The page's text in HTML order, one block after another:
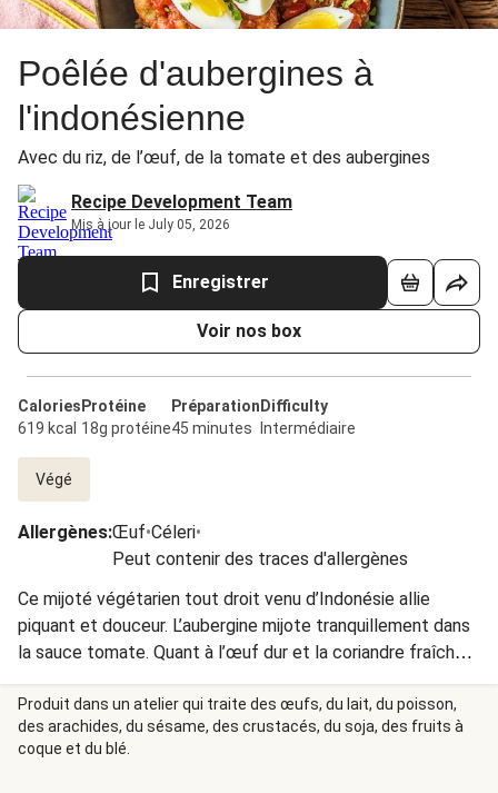
Poêlée d'aubergines à
l'indonésienne
Avec du riz, de l’œuf, de la tomate et des aubergines
Recipe Development Team
Mis à jour le July 05, 2026
Enregistrer
Voir nos box
Calories
619 kcal
Protéine
18g protéine
Préparation
45 minutes
Difficulty
Intermédiaire
Végé
Allergènes:Œuf•Céleri•
Peut contenir des traces d'allergènes
Ce mijoté végétarien tout droit venu d’Indonésie allie
piquant et douceur. L’aubergine mijote tranquillement dans
la sauce tomate. Quant à l’œuf dur et la coriandre fraîche,
ils confèrent à ce plat une note de fraîcheur.
Produit dans un atelier qui traite des œufs, du lait, du poisson,
des arachides, du sésame, des crustacés, du soja, des fruits à
coque et du blé.